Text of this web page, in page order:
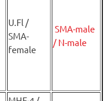
U.Fl /
SMA-
female
SMA-male
/ N-male